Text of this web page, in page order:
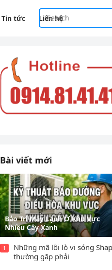
Tin tức Liên hệ
Bài viết mới
Bảo Trì Máy Lạnh Ở Khu Vực
Nhiều Cây Xanh
1
Những mã lỗi lò vi sóng Shap
thường gặp phải